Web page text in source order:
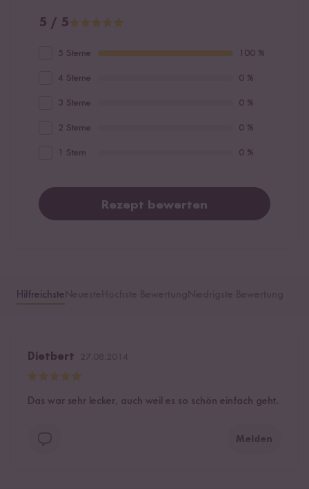
5 / 5
5 Sterne 100 %
4 Sterne 0 %
3 Sterne 0 %
2 Sterne 0 %
1 Stern 0 %
Rezept bewerten
Hilfreichste
Dietbert
Das war sehr lecker, auch weil es so schön einfach geht.
Melden